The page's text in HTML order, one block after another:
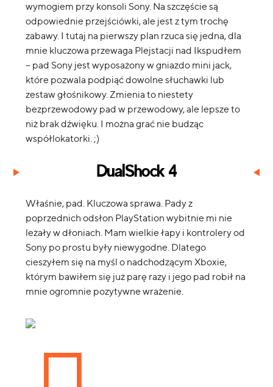
wymogiem przy konsoli Sony. Na szczęście są
odpowiednie przejściówki, ale jest z tym trochę
zabawy. I tutaj na pierwszy plan rzuca się jedna, dla
mnie kluczowa przewaga Plejstacji nad Ikspudłem
– pad Sony jest wyposażony w gniazdo mini jack,
które pozwala podpiąć dowolne słuchawki lub
zestaw głośnikowy. Zmienia to niestety
bezprzewodowy pad w przewodowy, ale lepsze to
niż brak dźwięku. I można grać nie budząc
współlokatorki. ;)
DualShock 4
Właśnie, pad. Kluczowa sprawa. Pady z
poprzednich odsłon PlayStation wybitnie mi nie
leżały w dłoniach. Mam wielkie łapy i kontrolery od
Sony po prostu były niewygodne. Dlatego
cieszyłem się na myśl o nadchodzącym Xboxie,
którym bawiłem się już parę razy i jego pad robił na
mnie ogromnie pozytywne wrażenie.